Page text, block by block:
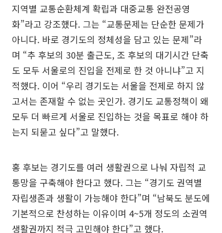
지역별 교통순환체계 확립과 대중교통 완전공영
화”라고 강조했다. 그는 “교통문제는 단순한 문제가
아니다. 바로 경기도의 정체성을 담고 있는 문제”라
며 “추 후보의 30분 출근도, 조 후보의 대기시간 단축
도 모두 서울로의 진입을 전제로 한 것 아니냐”고 지
적했다. 이어 “우리 경기도는 서울을 전제로 하지 않
고서는 존재할 수 없는 곳인가. 경기도 교통정책이 왜
모두 더 빠르게 서울로 진입하는 것을 목표로 해야 하
는지 되묻고 싶다”고 말했다.
홍 후보는 경기도를 여러 생활권으로 나눠 자립적 교
통망을 구축해야 한다고 했다. 그는 “경기도 권역별
자립생존과 생활이 가능해야 한다”며 “남북도 분도에
기본적으로 찬성하는 이유이며 4~5개 정도의 소권역
생활권까지 적극 고민해야 한다”고 했다.